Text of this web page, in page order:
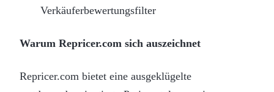
Verkäuferbewertungsfilter
Warum Repricer.com sich auszeichnet
Repricer.com bietet eine ausgeklügelte